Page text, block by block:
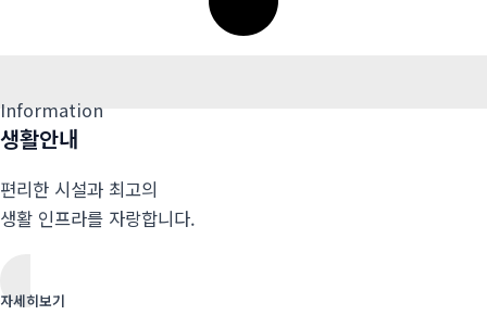
Information
생활안내
편리한 시설과 최고의
생활 인프라를 자랑합니다.
자세히보기